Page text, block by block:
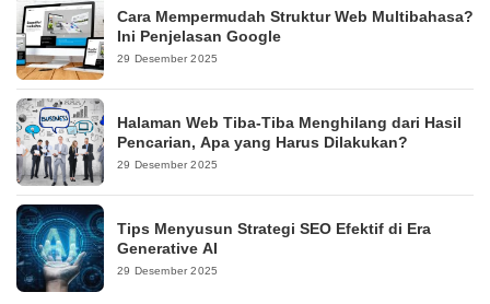
Cara Mempermudah Struktur Web Multibahasa?
Ini Penjelasan Google
29 Desember 2025
Halaman Web Tiba-Tiba Menghilang dari Hasil
Pencarian, Apa yang Harus Dilakukan?
29 Desember 2025
Tips Menyusun Strategi SEO Efektif di Era
Generative AI
29 Desember 2025